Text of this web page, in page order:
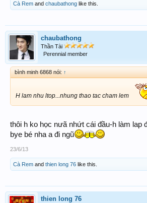
Cà Rem and chaubathong like this.
chaubathong
Thần Tài
Perennial member
bình minh 6868 nói: ↑
H lam nhu ltop...nhung thao tac cham lem
thôi h ko học nưã nhứt cái đầu-h làm lap
bye bé nha a đi ngũ
23/6/13
Cà Rem and thien long 76 like this.
thien long 76